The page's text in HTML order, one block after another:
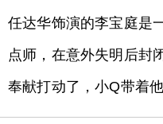
任达华饰演的李宝庭是
点师，在意外失明后封
奉献打动了，小Q带着